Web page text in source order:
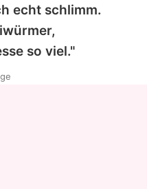
echt schlimm.
so viel."